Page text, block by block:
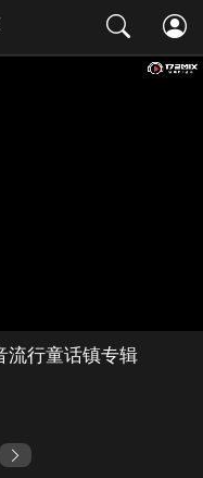
取消
流行童话镇专辑